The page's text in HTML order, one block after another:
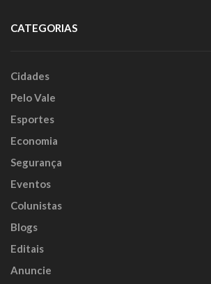
CATEGORIAS
Cidades
Pelo Vale
Esportes
Economia
Segurança
Eventos
Colunistas
Blogs
Editais
Anuncie